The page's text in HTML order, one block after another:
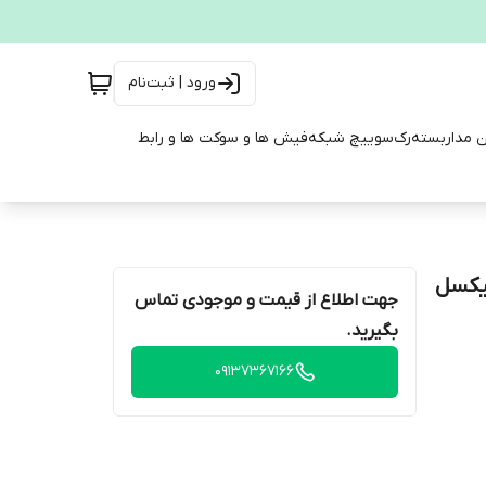
ورود | ثبت‌نام
مداربستهرکسوییچ شبکهفیش ها و سوکت ها و رابط
جهت اطلاع از قیمت و موجودی تماس
بگیرید.
09137367166